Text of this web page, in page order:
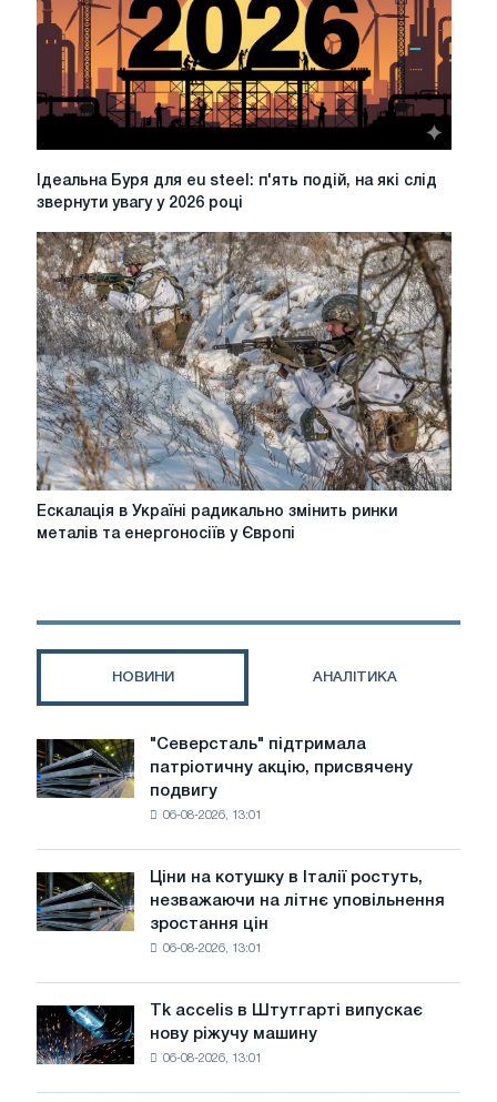
захисту
сталі
Ідеальна
eu
steel:
п'ять
подій,
на
які
слід
звернути
увагу
у
2026
Ідеальна Буря для eu steel: п'ять подій, на які слід
звернути увагу у 2026 році
Ескалація
ринки
у
Ескалація в Україні радикально змінить ринки
металів та енергоносіїв у Європі
НОВИНИ АНАЛІТИКА
"Северсталь"
підтримала
патріотичну
радянської
авіації
в
Великої
Вітчизняної
війни
"Северсталь" підтримала
патріотичну акцію, присвячену
подвигу
06-08-2026, 13:01
Ціни
на
котушку
незважаючи
на
літнє
уповільнення
Ціни на котушку в Італії ростуть,
незважаючи на літнє уповільнення
зростання цін
06-08-2026, 13:01
Tk
accelis
в
Tk accelis в Штутгарті випускає
нову ріжучу машину
06-08-2026, 13:01